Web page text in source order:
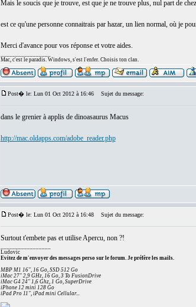
Mais le soucis que je trouve, est que je ne trouve plus, nul part de
est ce qu'une personne connaitrais par hazar, un lien normal, où je
Merci d'avance pour vos réponse et votre aides.
Mac, c'est le paradis. Windows, s'est l'enfer. Choisis ton clan.
Post� le: Lun 01 Oct 2012 à 16:46 Sujet du message:
dans le grenier à applis de dinoasaurus Macus
http://mac.oldapps.com/adobe_reader.php
Post� le: Lun 01 Oct 2012 à 16:48 Sujet du message:
Surtout t'embete pas et utilise Apercu, non ?!
Ludovic
Evitez de m'envoyer des messages perso sur le forum. Je préfère les mails.
MBP M1 16", 16 Go, SSD 512 Go
iMac 27" 2,9 GHz, 16 Go, 3 To FusionDrive
iMac G4 24" 1,6 Ghz, 1 Go, SuperDrive
iPhone 12 mini 128 Go
iPad Pro 11", iPad mini Cellular...